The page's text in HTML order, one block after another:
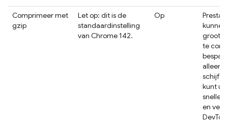
Comprimeer met
gzip
Let op: dit is de
standaardinstelling
van Chrome 142.
Op
groot
te
alleen
kunt u
sneller
en